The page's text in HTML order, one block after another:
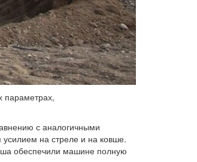
параметрах,
с аналогичными
на стреле и на ковше.
обеспечили машине полную